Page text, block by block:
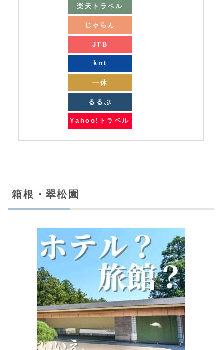
楽天トラベル
じゃらん
JTB
knt
一休
るるぶ
Yahoo!トラベル
箱根・翠松園